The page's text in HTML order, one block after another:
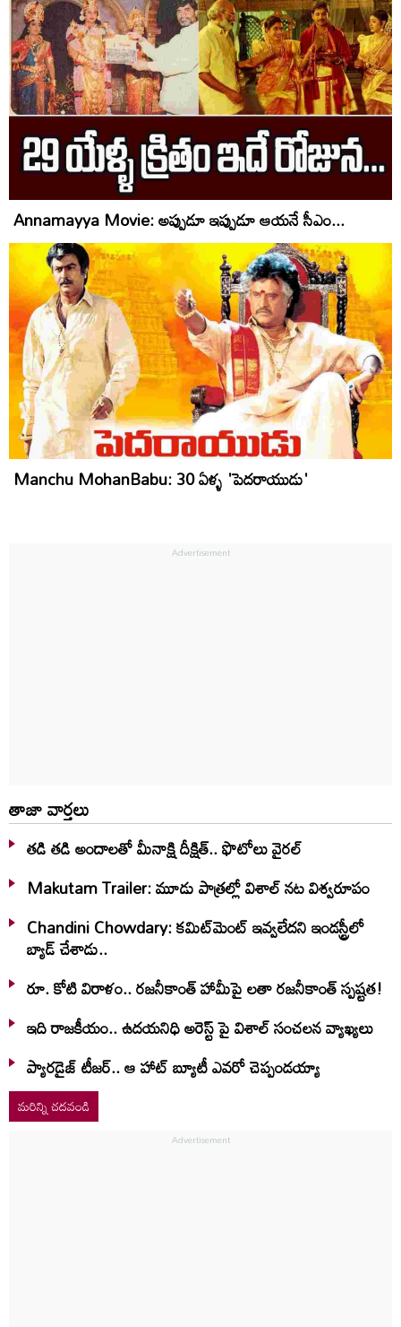
Annamayya Movie: అప్పుడూ ఇప్పుడూ ఆయనే సీఎం...
Manchu MohanBabu: 30 ఏళ్ళ 'పెదరాయుడు'
తాజా వార్తలు
తడి తడి అందాలతో మీనాక్షి దీక్షిత్‌.. ఫొటోలు వైరల్
Makutam Trailer: మూడు పాత్రల్లో విశాల్ నట విశ్వరూపం
Chandini Chowdary: కమిట్‌మెంట్ ఇవ్వలేదని ఇండస్ట్రీలో
బ్యాడ్ చేశాడు..
రూ. కోటి విరాళం.. రజనీకాంత్ హామీపై లతా రజనీకాంత్ స్పష్టత!
ఇది రాజకీయం.. ఉదయనిధి అరెస్ట్ పై విశాల్ సంచలన వ్యాఖ్యలు
ప్యారడైజ్ టీజర్.. ఆ హాట్ బ్యూటీ ఎవరో చెప్పండయ్యా
మరిన్ని చదవండి